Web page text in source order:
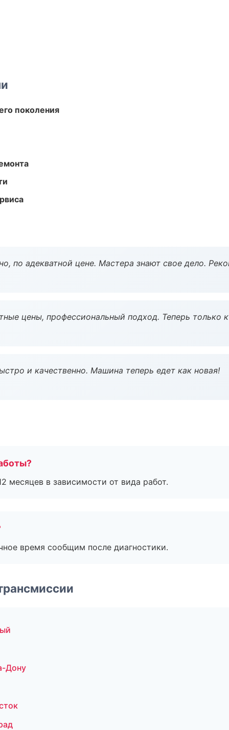
поколения
по адекватной цене. Мастера знают свое дело.
цены, профессиональный подход. Теперь только
и качественно. Машина теперь едет как новая!
месяцев в зависимости от вида работ.
время сообщим после диагностики.
Дону